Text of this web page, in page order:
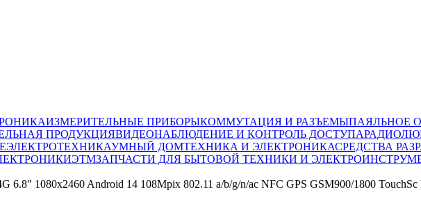
ИЗМЕРИТЕЛЬНЫЕ ПРИБОРЫКОММУТАЦИЯ И РАЗЪЕМЫПАЯЛЬНОЕ
ПРОДУКЦИЯВИДЕОНАБЛЮДЕНИЕ И КОНТРОЛЬ ДОСТУПА
ЭЛЕКТРОТЕХНИКАУМНЫЙ ДОМТЕХНИКА И ЭЛЕКТРОНИКАСРЕДСТВА
ЭТМЗАПЧАСТИ ДЛЯ БЫТОВОЙ ТЕХНИКИ И
1080x2460 Android 14 108Mpix 802.11 a/b/g/n/ac NFC GPS GSM900/1800 TouchSc